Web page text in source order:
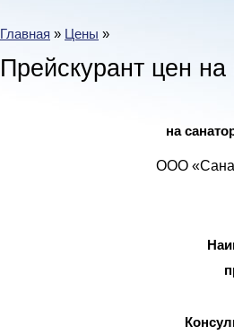
Главная » Цены »
Прейскурант цен
на
ООО